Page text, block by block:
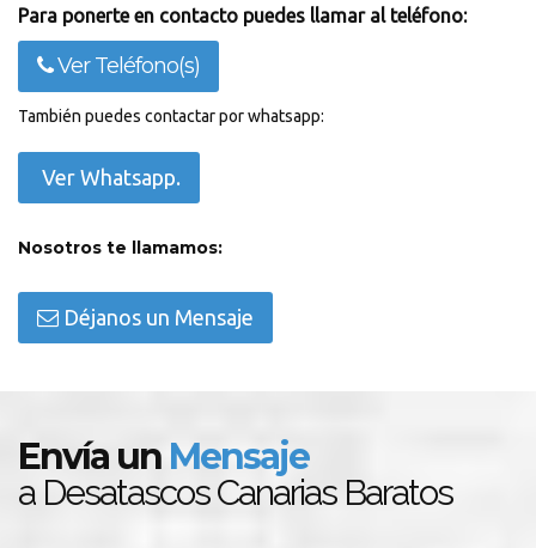
Para ponerte en contacto puedes llamar al teléfono:
Ver Teléfono(s)
También puedes contactar por whatsapp:
Ver Whatsapp.
Nosotros te llamamos:
Déjanos un Mensaje
Envía un Mensaje
a Desatascos Canarias Baratos